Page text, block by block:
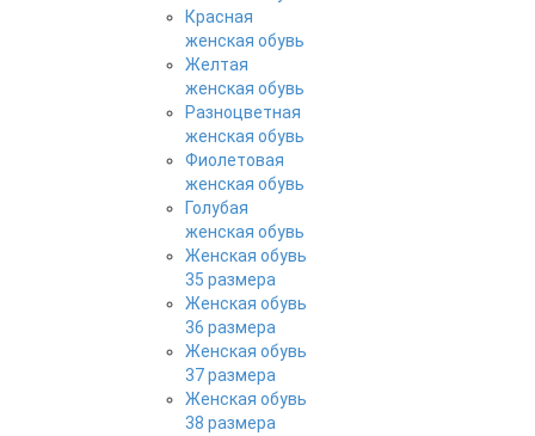
Красная
женская обувь
Желтая
женская обувь
Разноцветная
женская обувь
Фиолетовая
женская обувь
Голубая
женская обувь
Женская обувь
35 размера
Женская обувь
36 размера
Женская обувь
37 размера
Женская обувь
38 размера